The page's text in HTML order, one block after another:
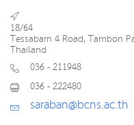
18/64
Tessabarn 4 Road, Tambon
Thailand
036 - 211948
036 - 222480
saraban@bcns.ac.th